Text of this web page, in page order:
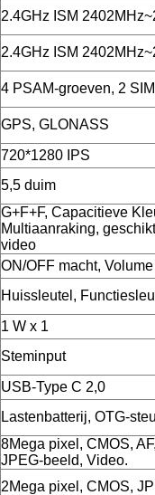
2.4GHz ISM
2.4GHz ISM
4 PSAM-groeven, 2
GPS, GLONASS
720*1280 IPS
5,5 duim
G+F+F, Capacitieve
Multiaanraking,
video
ON/OFF macht,
Huissleutel,
1 W x 1
Steminput
USB-Type C 2,0
Lastenbatterij, OTG-
8Mega pixel, CMOS,
JPEG-beeld, Video.
2Mega pixel, CMOS,